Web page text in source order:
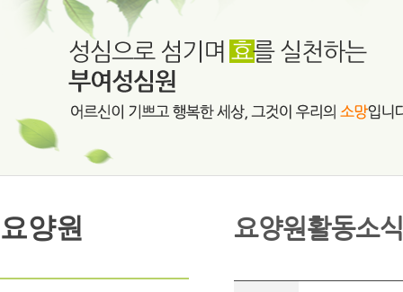
요양원 요양원활동소식